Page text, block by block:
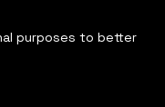
purposes to better